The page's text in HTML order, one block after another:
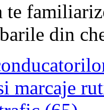
te
din
marcaje